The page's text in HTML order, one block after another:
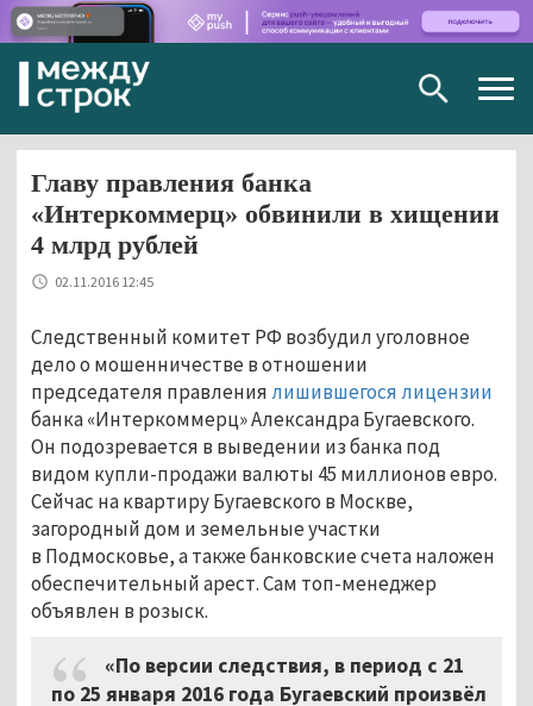
Главу правления банка
«Интеркоммерц» обвинили в хищении
4 млрд рублей
02.11.2016 12:45
Следственный комитет РФ возбудил уголовное
дело о мошенничестве в отношении
председателя правлениялишившегося лицензии
банка «Интеркоммерц» Александра Бугаевского.
Он подозревается в выведении из банка под
видом купли-продажи валюты 45 миллионов евро.
Сейчас на квартиру Бугаевского в Москве,
загородный дом и земельные участки
в Подмосковье, а также банковские счета наложен
обеспечительный арест. Сам топ-менеджер
объявлен в розыск.
«По версии следствия, в период с 21
по 25 января 2016 года Бугаевский произвёл